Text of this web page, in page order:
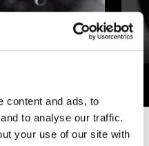
content and ads, to
to analyse our traffic.
your use of our site with
on Stain, Roll Out a